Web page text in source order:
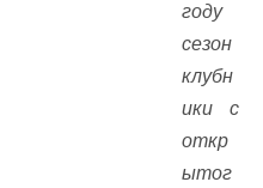
году
сезон
клубн
ики с
откр
ытог